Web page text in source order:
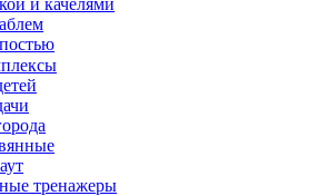
и качелями
тренажеры